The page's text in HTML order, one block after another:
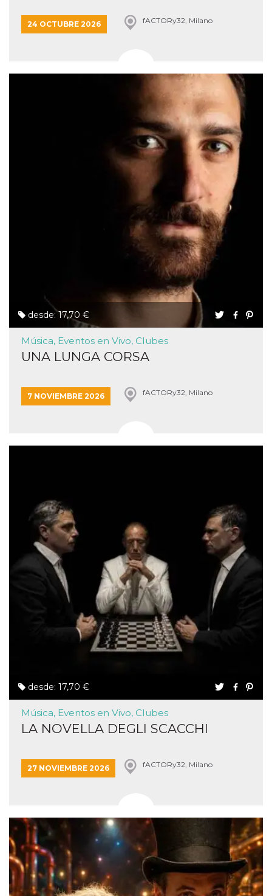
24 OCTUBRE 2026 fACTORy32, Milano
desde: 17,70 €
Música, Eventos en Vivo, Clubes
UNA LUNGA CORSA
7 NOVIEMBRE 2026 fACTORy32, Milano
desde: 17,70 €
Música, Eventos en Vivo, Clubes
LA NOVELLA DEGLI SCACCHI
27 NOVIEMBRE 2026 fACTORy32, Milano